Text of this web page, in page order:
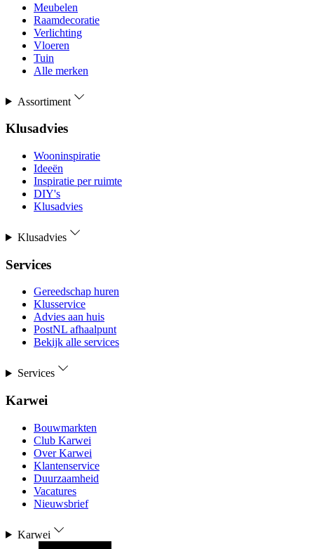
Meubelen
Raamdecoratie
Verlichting
Vloeren
Tuin
Alle merken
Assortiment
Klusadvies
Wooninspiratie
Ideeën
Inspiratie per ruimte
DIY's
Klusadvies
Klusadvies
Services
Gereedschap huren
Klusservice
Advies aan huis
PostNL afhaalpunt
Bekijk alle services
Services
Karwei
Bouwmarkten
Club Karwei
Over Karwei
Klantenservice
Duurzaamheid
Vacatures
Nieuwsbrief
Karwei